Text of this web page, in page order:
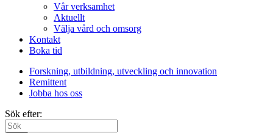
Vår verksamhet
Aktuellt
Välja vård och omsorg
Kontakt
Boka tid
Forskning, utbildning, utveckling och innovation
Remittent
Jobba hos oss
Sök efter: